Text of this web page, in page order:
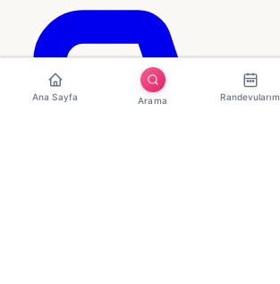
Ana Sayfa Arama Randevularım